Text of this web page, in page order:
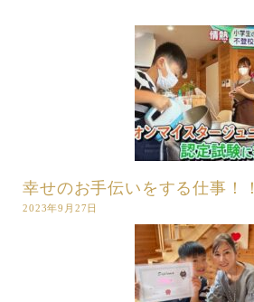
幸せのお手伝いをする仕事！！
2023年9月27日